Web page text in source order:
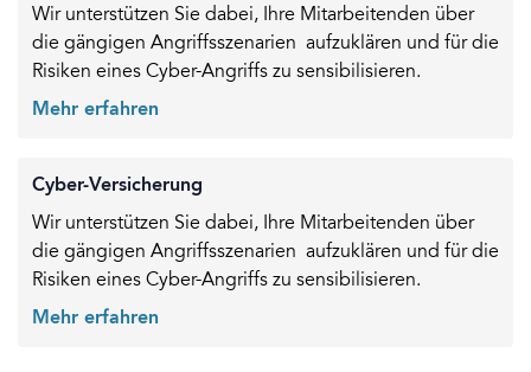
Wir unterstützen Sie dabei, Ihre Mitarbeitenden über
die gängigen Angriffsszenarien aufzuklären und für die
Risiken eines Cyber-Angriffs zu sensibilisieren.
Mehr erfahren
Cyber-Versicherung
Wir unterstützen Sie dabei, Ihre Mitarbeitenden über
die gängigen Angriffsszenarien aufzuklären und für die
Risiken eines Cyber-Angriffs zu sensibilisieren.
Mehr erfahren